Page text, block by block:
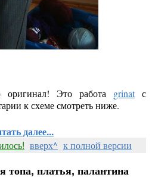
оригинал! Это работа grinatс
к схеме смотреть ниже.
далее...
вверх^ к полной версии
топа, платья, палантина